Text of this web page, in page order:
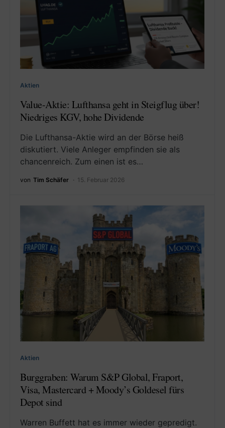
Aktien
Value-Aktie: Lufthansa geht in Steigflug über!
Niedriges KGV, hohe Dividende
Die Lufthansa-Aktie wird an der Börse heiß
diskutiert. Viele Anleger empfinden sie als
chancenreich. Zum einen ist es…
von Tim Schäfer 15. Februar 2026
Aktien
Burggraben: Warum S&P Global, Fraport,
Visa, Mastercard + Moody’s Goldesel fürs
Depot sind
Warren Buffett hat es immer wieder gepredigt.